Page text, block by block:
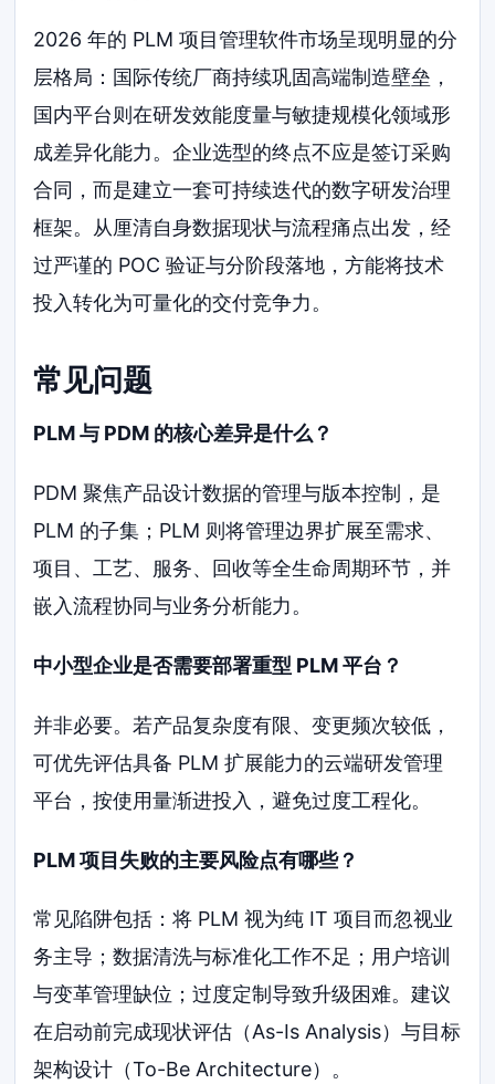
2026 年的 PLM 项目管理软件市场呈现明显的分
层格局：国际传统厂商持续巩固高端制造壁垒，
国内平台则在研发效能度量与敏捷规模化领域形
成差异化能力。企业选型的终点不应是签订采购
合同，而是建立一套可持续迭代的数字研发治理
框架。从厘清自身数据现状与流程痛点出发，经
过严谨的 POC 验证与分阶段落地，方能将技术
投入转化为可量化的交付竞争力。
常见问题
PLM 与 PDM 的核心差异是什么？
PDM 聚焦产品设计数据的管理与版本控制，是
PLM 的子集；PLM 则将管理边界扩展至需求、
项目、工艺、服务、回收等全生命周期环节，并
嵌入流程协同与业务分析能力。
中小型企业是否需要部署重型 PLM 平台？
并非必要。若产品复杂度有限、变更频次较低，
可优先评估具备 PLM 扩展能力的云端研发管理
平台，按使用量渐进投入，避免过度工程化。
PLM 项目失败的主要风险点有哪些？
常见陷阱包括：将 PLM 视为纯 IT 项目而忽视业
务主导；数据清洗与标准化工作不足；用户培训
与变革管理缺位；过度定制导致升级困难。建议
在启动前完成现状评估（As-Is Analysis）与目标
架构设计（To-Be Architecture）。